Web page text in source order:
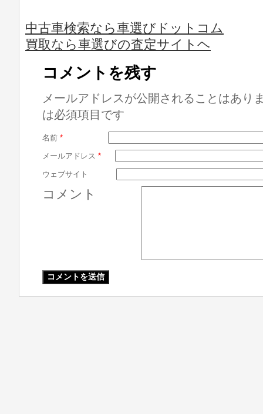
中古車検索なら車選びドットコム
買取なら車選びの査定サイトヘ
コメントを残す
メールアドレスが公開されることはあり
は必須項目です
名前 *
メールアドレス *
ウェブサイト
コメント